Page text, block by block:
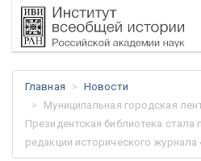
Главная
Новости
Муниципальная городская
Президентская библиотека
редакции исторического журнала